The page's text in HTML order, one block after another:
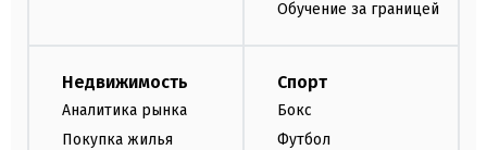
Обучение за границей
Недвижимость
Аналитика рынка
Покупка жилья
Спорт
Бокс
Футбол